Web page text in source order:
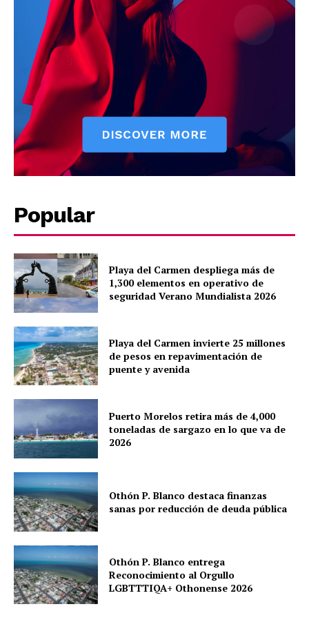
SUBSCRIBE NOW
Company
Contact us
Subscription Plans
My account
Quintana Roo
Cancún
Chetumal
Playa del Carmen
Puerto Morelos
Popular
Playa del Carmen despliega más de
1,300 elementos en operativo de
seguridad Verano Mundialista 2026
Playa del Carmen invierte 25 millones
de pesos en repavimentación de
puente y avenida
Puerto Morelos retira más de 4,000
toneladas de sargazo en lo que va de
2026
Othón P. Blanco destaca finanzas
sanas por reducción de deuda pública
Othón P. Blanco entrega
Reconocimiento al Orgullo
LGBTTTIQA+ Othonense 2026